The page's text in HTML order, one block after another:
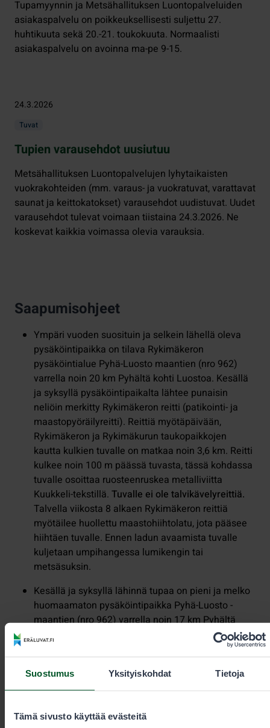
Suostumus Yksityiskohdat Tietoja
Tämä sivusto käyttää evästeitä
Tupamyynnin ja Metsähallituksen Luontopalveluiden
asiakaspalvelu on poikkeuksellisesti suljettu 27.
huhtikuuta sekä 20.-21. toukokuuta. Normaalisti
asiakaspalvelu on avoinna ma-pe 9-15.
24.3.2026
Tuvat
Tupien varausehdot uusiutuu
Metsähallituksen Luontopalvelujen lyhytaikaisten
vuokrakohteiden (mm. varaus- ja vuokratuvat, varattavat
saunat ja keittokatokset) varausehdot uudistuvat. Uudet
varausehdot tulevat voimaan tiistaina 24.3.2026. Ne
koskevat kaikkia voimassa olevia varauksia.
Saapumisohjeet
Ympäri vuoden suosituin ja selkein lähellä oleva
pysäköintipaikka on tilava Rykimäkeron
pysäköintialue Pyhä-Luosto maantien (nro 962)
varrella noin 20 km Pyhältä kohti Luostoa. Kesällä
ja syksyllä pysäköintipaikalta lähtee punaisin
neliöin merkitty Rykimäkeron reitti (patikointi- ja
maastopyöräilyreitti). Reittiä myötäpäivään,
Rykimäkeron ja Rykimäkurun taukopaikkojen
kautta kulkien tuvalle on matkaa noin 3,6 km. Reitti
kulkee noin 100 m päässä tuvasta, tässä kohdassa
tuvalle osoittaa ruosteenruskea metalliviitta
Kuukkeli-tekstillä. Tuvalle ei ole talvikävelyreittiä.
Talvella viikosta 8 alkaen Rykimäkeron reittiä
myötäilee huollettu maastohiihtolatu, jota pääsee
hiihtäen tuvalle. Ennen ladun avaamista tuvalle
kuljetaan umpihangessa lumikengin tai
metsäsuksin.
Kesällä ja syksyllä lähinnä tupaa on pieni ja melko
huomaamaton pysäköintipaikka Pyhä-Luosto -
maantien (nro 962) varrella noin 17 km Pyhältä
kohti Luostoa. Pysäköintipaikalla ei ole
kävelymatkaa noin 1,5 km.